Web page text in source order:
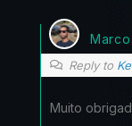
Reply to
Muito